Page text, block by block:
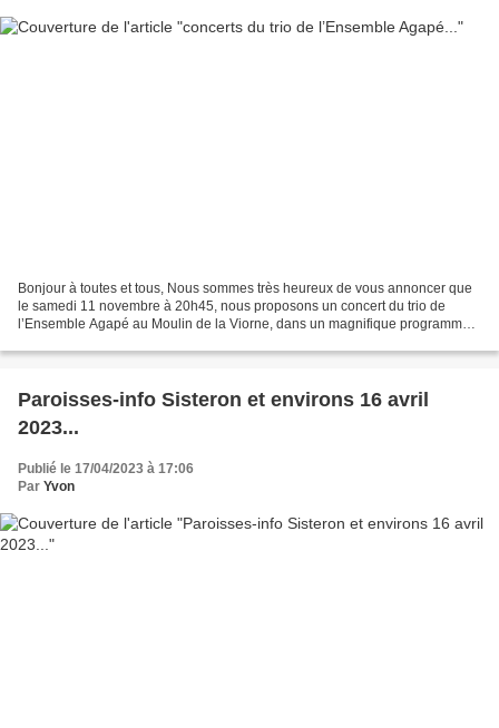
Bonjour à toutes et tous, Nous sommes très heureux de vous annoncer que
le samedi 11 novembre à 20h45, nous proposons un concert du trio de
l’Ensemble Agapé au Moulin de la Viorne, dans un magnifique programme
Paroisses-info Sisteron et environs 16 avril
2023...
Publié le 17/04/2023 à 17:06
Par Yvon